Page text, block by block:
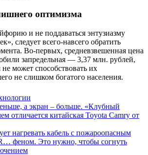
оптимизма
и не поддаваться энтузиазму
следует всего-навсего обратить
Во-первых, средневзвешенная цена
запредельная — 3,37 млн. рублей,
может способствовать их
не слишком богатого населения.
а экран – больше. «Клубный
отличается китайская Toyota Camry от
нагревать кабель с пожароопасным
феном. Это нужно, чтобы согнуть